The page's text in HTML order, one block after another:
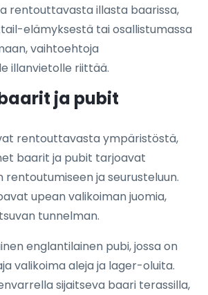
rentouttavasta illasta baarissa,
elämyksestä tai osallistumassa
vaihtoehtoja
illanvietolle riittää.
ja pubit
rentouttavasta ympäristöstä,
baarit ja pubit tarjoavat
rentoutumiseen ja seurusteluun.
upean valikoiman juomia,
tunnelman.
englantilainen pubi, jossa on
valikoima aleja ja lager-oluita.
sijaitseva baari terassilla,